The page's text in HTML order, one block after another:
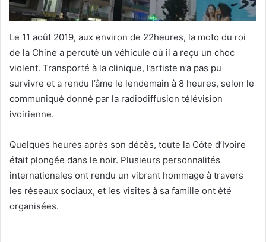
Le 11 août 2019, aux environ de 22heures, la moto du roi
de la Chine a percuté un véhicule où il a reçu un choc
violent. Transporté à la clinique, l’artiste n’a pas pu
survivre et a rendu l’âme le lendemain à 8 heures, selon le
communiqué donné par la radiodiffusion télévision
ivoirienne.
Quelques heures après son décès, toute la Côte d’Ivoire
était plongée dans le noir. Plusieurs personnalités
internationales ont rendu un vibrant hommage à travers
les réseaux sociaux, et les visites à sa famille ont été
organisées.